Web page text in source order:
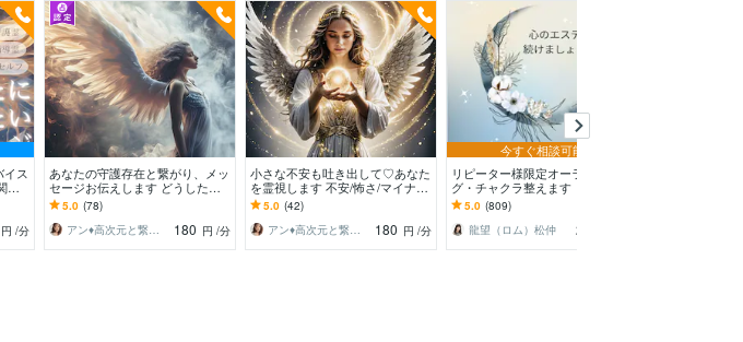
ス
ー
円 /分
あなたの守護存在と繋がり、メッ
セージお伝えします どうしたら
いいかわからない事を守護さんに
聞いて深掘りします
5.0 (78)
アン♦︎高次元と繋ぐ神の使い♦︎
180 円 /分
小さな不安も吐き出して♡あなた
を霊視します 不安/怖さ/マイナス
思考/体の不調/あなたの未来♡
5.0 (42)
アン♦︎高次元と繋ぐ神の使い♦︎
180 円 /分
今すぐ相談可能
リピーター様限定オーラヒーリン
グ・チャクラ整えます 【あなた
のオーラ輝いてますか】輝かせ、
波動上げ、浄化し開運！
5.0 (809)
龍望（ロム）松仲
260